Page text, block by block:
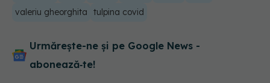
valeriu gheorghita
tulpina covid
Urmărește-ne și pe Google News -
abonează‑te!